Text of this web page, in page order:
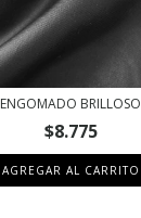
ENGOMADO BRILLOSO
$8.775
AGREGAR AL CARRITO